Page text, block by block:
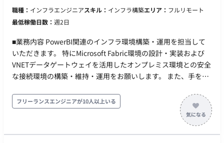
CDK(TypeScript), ECS on Fargate, Lambda, SQS その他：
GitHub, GitHub Actions ■チーム体制 ▼開発組織 〇Stream
4名 ・プロダクトオーナー：1名（CTOが 兼務） 〇
Product Design Team ・Webプロダクトデザイナー：2名
・PdM：1名 ・プロダクトオーナー：1名(CTOが兼務)
〇Enabling Team：技術的な相談相手 ・Web開発：1名
・AI：1名 〇CTO ▼プロダクトマネジメント 〇PDM ■
開発スタイル・コミュニケーション ▼スプリント(半⽉） 〇
スプリントプランニング 〇デイリースクラム 〇スプリント
レビュー（出社。半⽉に1度） 〇スプリントレトロスペクテ
職種： インフラエンジニアスキル： インフラ構築エリア： フルリモート
最低稼働日数： 週2日
■業務内容 PowerBI関連のインフラ環境構築・運用を担当して
いただきます。 特にMicrosoft Fabric環境の設計・実装および
VNETデータゲートウェイを活用したオンプレミス環境との安全
な接続環境の構築・維持・運用をお願いします。 また、手を動
の業務もお願いいたします。 ＜チーム体制＞ PM＋メンバー複
数名 ＋今回募集の方（PMとメンバーの中間のイメージです）
PCのみ ・インボイス制度：未登録の場合、消費税無しでのお支
フリーランスエンジニアが10人以上いる